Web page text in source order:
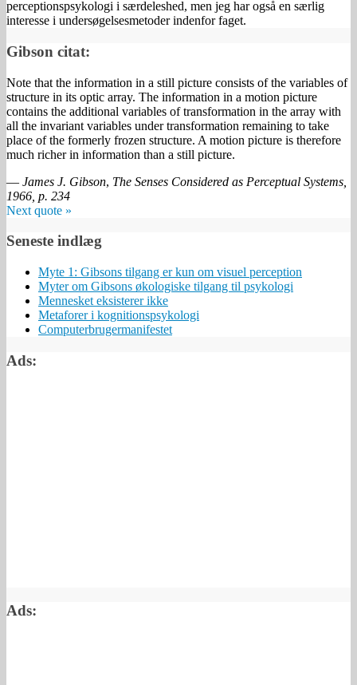
perceptionspsykologi i særdeleshed, men jeg har også en særlig
interesse i undersøgelsesmetoder indenfor faget.
Gibson citat:
Note that the information in a still picture consists of the variables of
structure in its optic array. The information in a motion picture
contains the additional variables of transformation in the array with
all the invariant variables under transformation remaining to take
place of the formerly frozen structure. A motion picture is therefore
much richer in information than a still picture.
— James J. Gibson, The Senses Considered as Perceptual Systems,
1966, p. 234
Next quote »
Seneste indlæg
Myte 1: Gibsons tilgang er kun om visuel perception
Myter om Gibsons økologiske tilgang til psykologi
Mennesket eksisterer ikke
Metaforer i kognitionspsykologi
Computerbrugermanifestet
Ads:
Ads: